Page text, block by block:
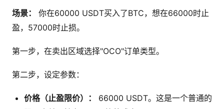
场景：
你在60000 USDT买入了BTC，想在66000时止
盈，57000时止损。
第一步，在卖出区域选择"OCO"订单类型。
第二步，设定参数：
价格（止盈限价）：
66000 USDT。这是一个普通的